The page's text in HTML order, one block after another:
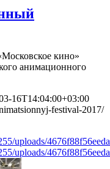
кино»
анимационного
16T14:04:00+03:00
festival-2017/
uploads/
uploads/